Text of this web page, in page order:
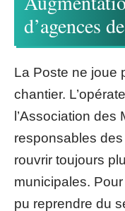
d’agences
La Poste ne joue
chantier.
l’Association
responsables
rouvrir toujours
municipales.
pu reprendre du